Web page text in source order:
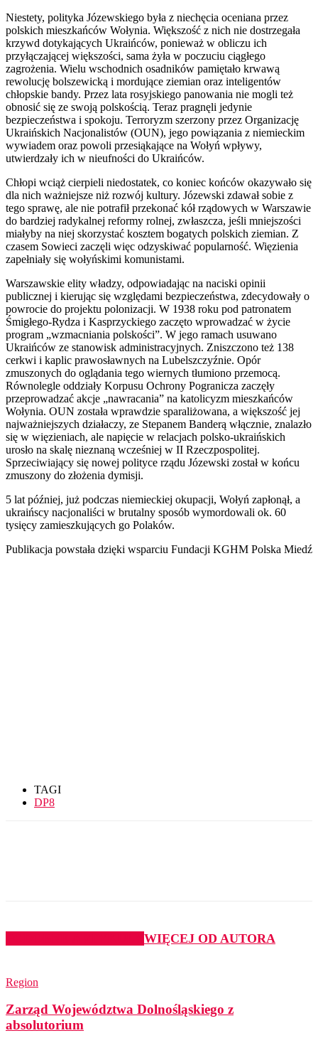
Niestety, polityka Józewskiego była z niechęcia oceniana przez
polskich mieszkańców Wołynia. Większość z nich nie dostrzegała
krzywd dotykających Ukraińców, ponieważ w obliczu ich
przyłączającej większości, sama żyła w poczuciu ciągłego
zagrożenia. Wielu wschodnich osadników pamiętało krwawą
rewolucję bolszewicką i mordujące ziemian oraz inteligentów
chłopskie bandy. Przez lata rosyjskiego panowania nie mogli też
obnosić się ze swoją polskością. Teraz pragnęli jedynie
bezpieczeństwa i spokoju. Terroryzm szerzony przez Organizację
Ukraińskich Nacjonalistów (OUN), jego powiązania z niemieckim
wywiadem oraz powoli przesiąkające na Wołyń wpływy,
utwierdzały ich w nieufności do Ukraińców.
Chłopi wciąż cierpieli niedostatek, co koniec końców okazywało się
dla nich ważniejsze niż rozwój kultury. Józewski zdawał sobie z
tego sprawę, ale nie potrafił przekonać kół rządowych w Warszawie
do bardziej radykalnej reformy rolnej, zwłaszcza, jeśli mniejszości
miałyby na niej skorzystać kosztem bogatych polskich ziemian. Z
czasem Sowieci zaczęli więc odzyskiwać popularność. Więzienia
zapełniały się wołyńskimi komunistami.
Warszawskie elity władzy, odpowiadając na naciski opinii
publicznej i kierując się względami bezpieczeństwa, zdecydowały o
powrocie do projektu polonizacji. W 1938 roku pod patronatem
Śmigłego-Rydza i Kasprzyckiego zaczęto wprowadzać w życie
program „wzmacniania polskości”. W jego ramach usuwano
Ukraińców ze stanowisk administracyjnych. Zniszczono też 138
cerkwi i kaplic prawosławnych na Lubelszczyźnie. Opór
zmuszonych do oglądania tego wiernych tłumiono przemocą.
Równolegle oddziały Korpusu Ochrony Pogranicza zaczęły
przeprowadzać akcje „nawracania” na katolicyzm mieszkańców
Wołynia. OUN została wprawdzie sparaliżowana, a większość jej
najważniejszych działaczy, ze Stepanem Banderą włącznie, znalazło
się w więzieniach, ale napięcie w relacjach polsko-ukraińskich
urosło na skalę nieznaną wcześniej w II Rzeczpospolitej.
Sprzeciwiający się nowej polityce rządu Józewski został w końcu
zmuszony do złożenia dymisji.
5 lat później, już podczas niemieckiej okupacji, Wołyń zapłonął, a
ukraińscy nacjonaliści w brutalny sposób wymordowali ok. 60
tysięcy zamieszkujących go Polaków.
Publikacja powstała dzięki wsparciu Fundacji KGHM Polska Miedź
TAGI
DP8
WIĘCEJ OD AUTORA
Region
Zarząd Województwa Dolnośląskiego z
absolutorium